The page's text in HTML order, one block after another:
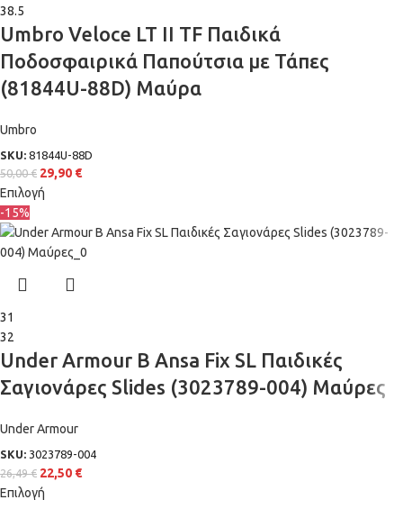
38.5
Umbro Veloce LT II TF Παιδικά
Ποδοσφαιρικά Παπούτσια με Τάπες
(81844U-88D) Μαύρα
Umbro
SKU: 81844U-88D
50,00€ 29,90 €
Επιλογή
-15%
31
32
Under Armour B Ansa Fix SL Παιδικές
Σαγιονάρες Slides (3023789-004) Μαύρες
Under Armour
SKU: 3023789-004
26,49€ 22,50 €
Επιλογή